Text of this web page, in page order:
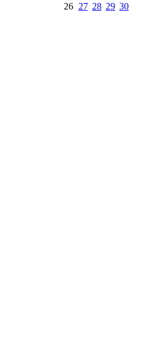
26 27 28 29 30